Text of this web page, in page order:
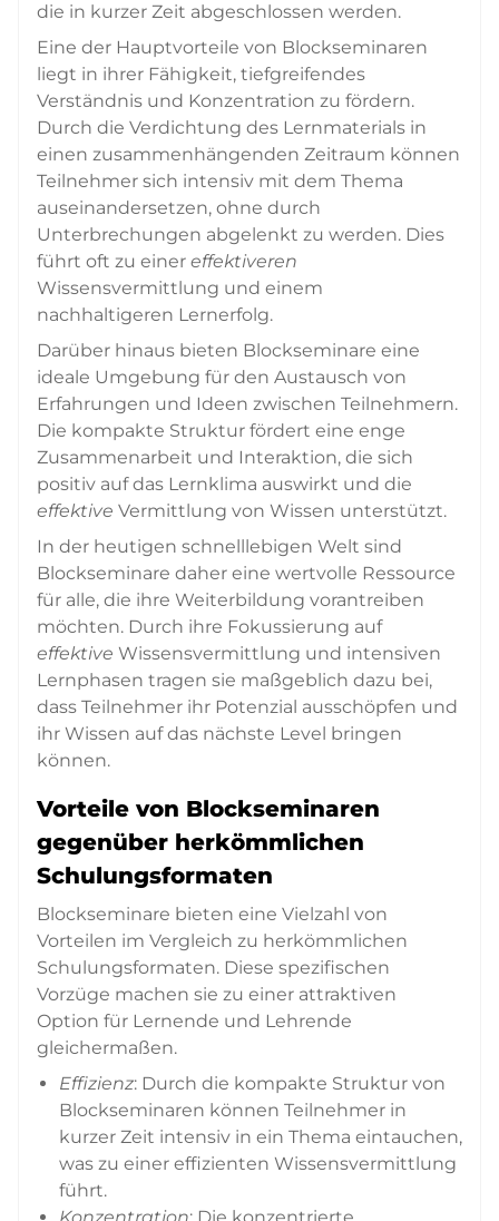
die in kurzer Zeit abgeschlossen werden.
Eine der Hauptvorteile von Blockseminaren
liegt in ihrer Fähigkeit, tiefgreifendes
Verständnis und Konzentration zu fördern.
Durch die Verdichtung des Lernmaterials in
einen zusammenhängenden Zeitraum können
Teilnehmer sich intensiv mit dem Thema
auseinandersetzen, ohne durch
Unterbrechungen abgelenkt zu werden. Dies
führt oft zu einer effektiveren
Wissensvermittlung und einem
nachhaltigeren Lernerfolg.
Darüber hinaus bieten Blockseminare eine
ideale Umgebung für den Austausch von
Erfahrungen und Ideen zwischen Teilnehmern.
Die kompakte Struktur fördert eine enge
Zusammenarbeit und Interaktion, die sich
positiv auf das Lernklima auswirkt und die
effektive Vermittlung von Wissen unterstützt.
In der heutigen schnelllebigen Welt sind
Blockseminare daher eine wertvolle Ressource
für alle, die ihre Weiterbildung vorantreiben
möchten. Durch ihre Fokussierung auf
effektive Wissensvermittlung und intensiven
Lernphasen tragen sie maßgeblich dazu bei,
dass Teilnehmer ihr Potenzial ausschöpfen und
ihr Wissen auf das nächste Level bringen
können.
Vorteile von Blockseminaren
gegenüber herkömmlichen
Schulungsformaten
Blockseminare bieten eine Vielzahl von
Vorteilen im Vergleich zu herkömmlichen
Schulungsformaten. Diese spezifischen
Vorzüge machen sie zu einer attraktiven
Option für Lernende und Lehrende
gleichermaßen.
Effizienz: Durch die kompakte Struktur von
Blockseminaren können Teilnehmer in
kurzer Zeit intensiv in ein Thema eintauchen,
was zu einer effizienten Wissensvermittlung
führt.